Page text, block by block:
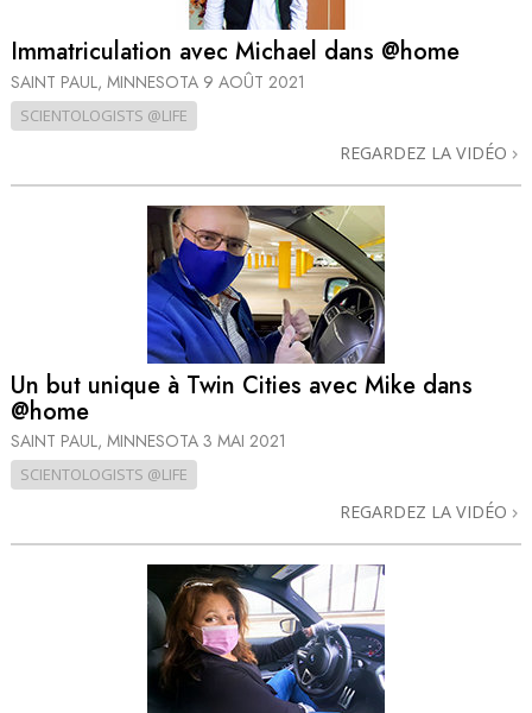
Immatriculation avec Michael dans @home
SAINT PAUL, MINNESOTA 9 AOÛT 2021
SCIENTOLOGISTS @LIFE
REGARDEZ LA VIDÉO
Un but unique à Twin Cities avec Mike dans
@home
SAINT PAUL, MINNESOTA 3 MAI 2021
SCIENTOLOGISTS @LIFE
REGARDEZ LA VIDÉO